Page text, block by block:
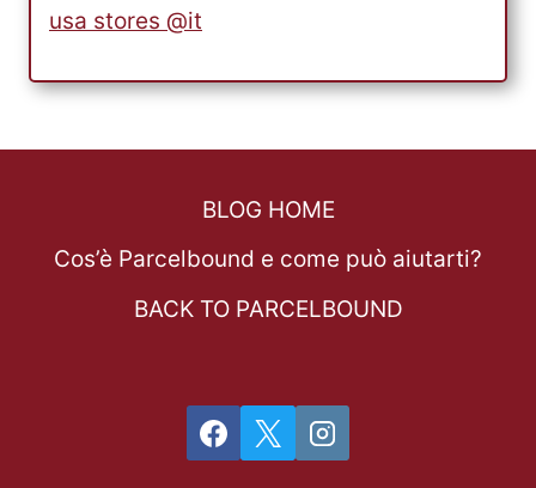
usa stores @it
BLOG HOME
Cos’è Parcelbound e come può aiutarti?
BACK TO PARCELBOUND